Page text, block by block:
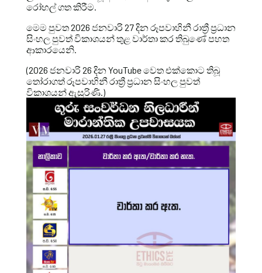
රෝහල් ගත කිරීම.
මෙම පුවත 2026 ජනවාරි 27 දින රූපවාහිනී රාත්‍රී ප්‍රධාන
සිංහල පුවත් විකාශයන් තුළ වාර්තා කර තිබුණේ පහත
ආකාරයෙනි.
(2026 ජනවාරි 26 දින YouTube වෙත එක්කොට තිබූ
තෝරාගත් රූපවාහිනී රාත්‍රී ප්‍රධාන සිංහල පුවත්
විකාශයන් ඇසුරිණි.)